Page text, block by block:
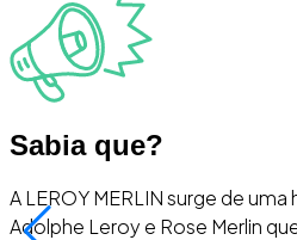
Sabia que?
A LEROY MERLIN surge de
Adolphe Leroy e Rose Merlin